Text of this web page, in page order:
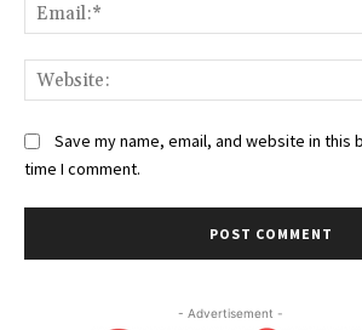
Save my name, email, and website in
time I comment.
- Advertisement -